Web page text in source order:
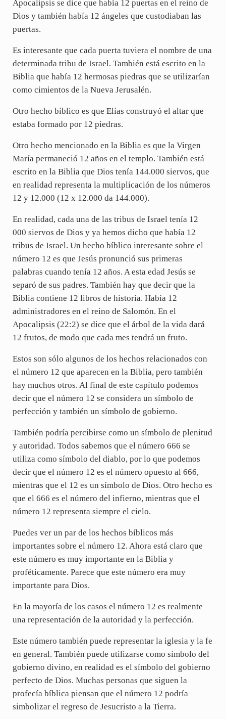
Apocalipsis se dice que había 12 puertas en el reino de
Dios y también había 12 ángeles que custodiaban las
puertas.
Es interesante que cada puerta tuviera el nombre de una
determinada tribu de Israel. También está escrito en la
Biblia que había 12 hermosas piedras que se utilizarían
como cimientos de la Nueva Jerusalén.
Otro hecho bíblico es que Elías construyó el altar que
estaba formado por 12 piedras.
Otro hecho mencionado en la Biblia es que la Virgen
María permaneció 12 años en el templo. También está
escrito en la Biblia que Dios tenía 144.000 siervos, que
en realidad representa la multiplicación de los números
12 y 12.000 (12 x 12.000 da 144.000).
En realidad, cada una de las tribus de Israel tenía 12
000 siervos de Dios y ya hemos dicho que había 12
tribus de Israel. Un hecho bíblico interesante sobre el
número 12 es que Jesús pronunció sus primeras
palabras cuando tenía 12 años. A esta edad Jesús se
separó de sus padres. También hay que decir que la
Biblia contiene 12 libros de historia. Había 12
administradores en el reino de Salomón. En el
Apocalipsis (22:2) se dice que el árbol de la vida dará
12 frutos, de modo que cada mes tendrá un fruto.
Estos son sólo algunos de los hechos relacionados con
el número 12 que aparecen en la Biblia, pero también
hay muchos otros. Al final de este capítulo podemos
decir que el número 12 se considera un símbolo de
perfección y también un símbolo de gobierno.
También podría percibirse como un símbolo de plenitud
y autoridad. Todos sabemos que el número 666 se
utiliza como símbolo del diablo, por lo que podemos
decir que el número 12 es el número opuesto al 666,
mientras que el 12 es un símbolo de Dios. Otro hecho es
que el 666 es el número del infierno, mientras que el
número 12 representa siempre el cielo.
Puedes ver un par de los hechos bíblicos más
importantes sobre el número 12. Ahora está claro que
este número es muy importante en la Biblia y
proféticamente. Parece que este número era muy
importante para Dios.
En la mayoría de los casos el número 12 es realmente
una representación de la autoridad y la perfección.
Este número también puede representar la iglesia y la fe
en general. También puede utilizarse como símbolo del
gobierno divino, en realidad es el símbolo del gobierno
perfecto de Dios. Muchas personas que siguen la
profecía bíblica piensan que el número 12 podría
simbolizar el regreso de Jesucristo a la Tierra.